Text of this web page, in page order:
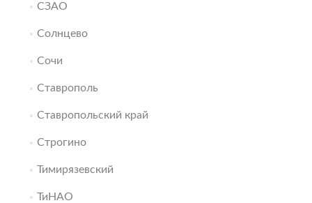
СЗАО
Солнцево
Сочи
Ставрополь
Ставропольский край
Строгино
Тимирязевский
ТиНАО